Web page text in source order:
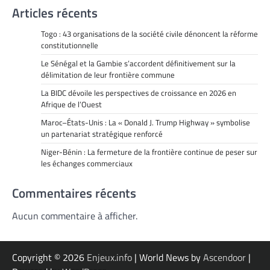
Articles récents
Togo : 43 organisations de la société civile dénoncent la réforme
constitutionnelle
Le Sénégal et la Gambie s’accordent définitivement sur la
délimitation de leur frontière commune
La BIDC dévoile les perspectives de croissance en 2026 en
Afrique de l’Ouest
Maroc–États-Unis : La « Donald J. Trump Highway » symbolise
un partenariat stratégique renforcé
Niger-Bénin : La fermeture de la frontière continue de peser sur
les échanges commerciaux
Commentaires récents
Aucun commentaire à afficher.
Copyright © 2026 Enjeux.info | World News byAscendoor |